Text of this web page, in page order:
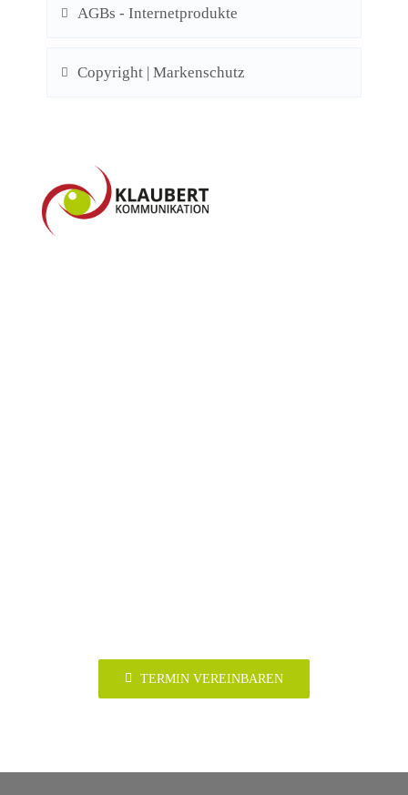
AGBs - Internetprodukte
Copyright | Markenschutz
TERMIN VEREINBAREN